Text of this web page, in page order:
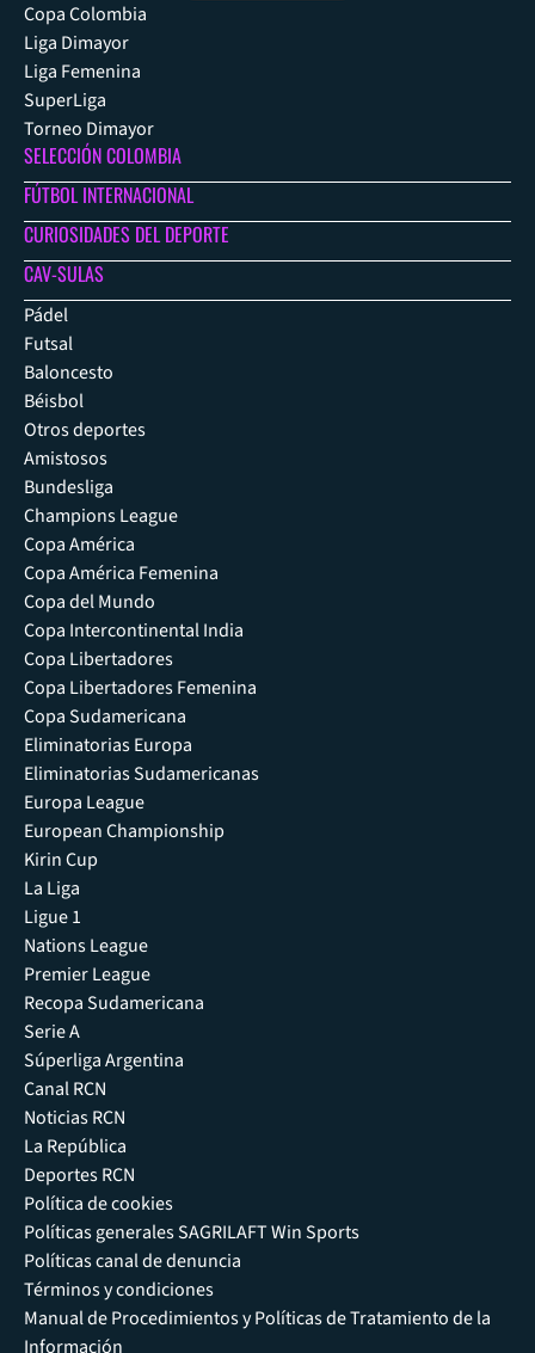
Copa Colombia
Liga Dimayor
Liga Femenina
SuperLiga
Torneo Dimayor
SELECCIÓN COLOMBIA
FÚTBOL INTERNACIONAL
CURIOSIDADES DEL DEPORTE
CAV-SULAS
Pádel
Futsal
Baloncesto
Béisbol
Otros deportes
Amistosos
Bundesliga
Champions League
Copa América
Copa América Femenina
Copa del Mundo
Copa Intercontinental India
Copa Libertadores
Copa Libertadores Femenina
Copa Sudamericana
Eliminatorias Europa
Eliminatorias Sudamericanas
Europa League
European Championship
Kirin Cup
La Liga
Ligue 1
Nations League
Premier League
Recopa Sudamericana
Serie A
Súperliga Argentina
Canal RCN
Noticias RCN
La República
Deportes RCN
Política de cookies
Políticas generales SAGRILAFT Win Sports
Políticas canal de denuncia
Términos y condiciones
Manual de Procedimientos y Políticas de Tratamiento de la
Información